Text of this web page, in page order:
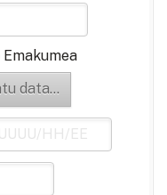
Emakumea
data...